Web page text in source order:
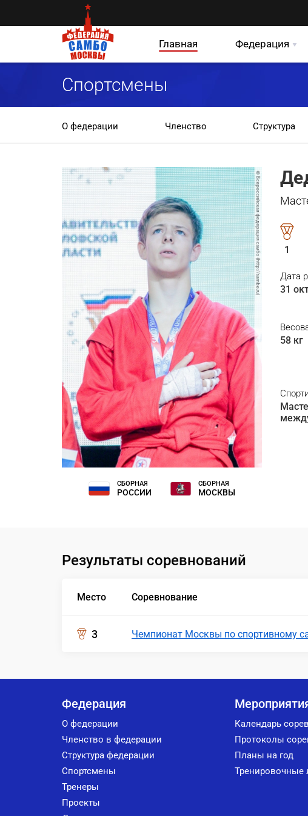
Главная Федерация
Спортсмены
О федерации Членство Структура
СБОРНАЯ
РОССИИ
СБОРНАЯ
МОСКВЫ
1
Дата
31
58 кг
Результаты соревнований
Место Соревнование
3 Чемпионат Москвы по спортивному
Федерация
О федерации
Членство в федерации
Структура федерации
Спортсмены
Тренеры
Проекты
Календарь
Протоколы
Планы на год
Тренировочные